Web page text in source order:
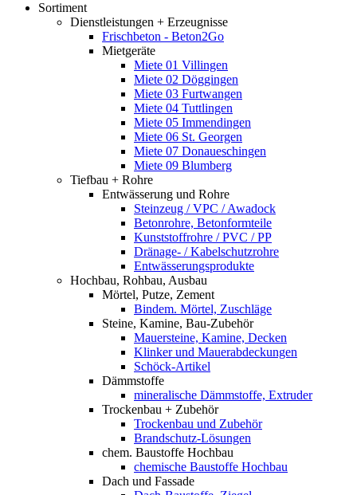
Sortiment
Dienstleistungen + Erzeugnisse
Frischbeton - Beton2Go
Mietgeräte
Miete 01 Villingen
Miete 02 Döggingen
Miete 03 Furtwangen
Miete 04 Tuttlingen
Miete 05 Immendingen
Miete 06 St. Georgen
Miete 07 Donaueschingen
Miete 09 Blumberg
Tiefbau + Rohre
Entwässerung und Rohre
Steinzeug / VPC / Awadock
Betonrohre, Betonformteile
Kunststoffrohre / PVC / PP
Dränage- / Kabelschutzrohre
Entwässerungsprodukte
Hochbau, Rohbau, Ausbau
Mörtel, Putze, Zement
Bindem. Mörtel, Zuschläge
Steine, Kamine, Bau-Zubehör
Mauersteine, Kamine, Decken
Klinker und Mauerabdeckungen
Schöck-Artikel
Dämmstoffe
mineralische Dämmstoffe, Extruder
Trockenbau + Zubehör
Trockenbau und Zubehör
Brandschutz-Lösungen
chem. Baustoffe Hochbau
chemische Baustoffe Hochbau
Dach und Fassade